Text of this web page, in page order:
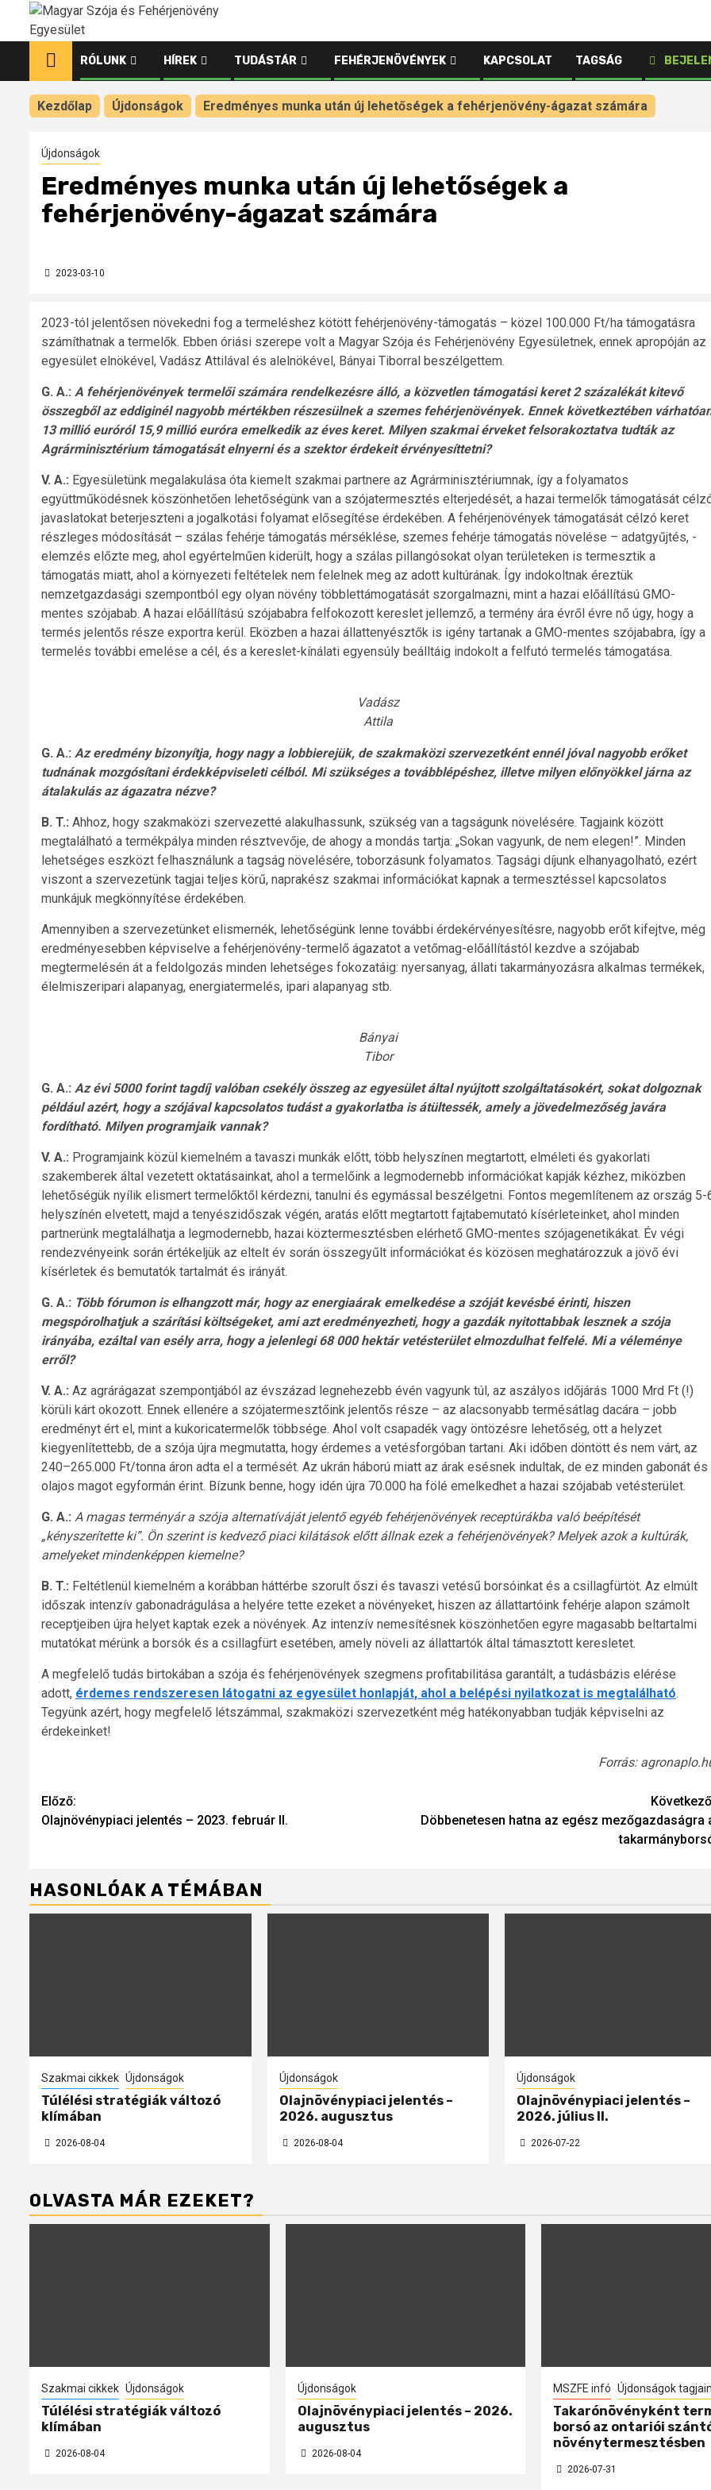
Ugrás
tartalomhoz
RÓLUNK HÍREK TUDÁSTÁR FEHÉRJENÖVÉNYEK KAPCSOLAT TAGSÁG
Kezdőlap Újdonságok Eredményes munka után új lehetőségek a fehérjenövény-ágazat számára
Újdonságok
Eredményes munka után új lehetőségek a
fehérjenövény-ágazat számára
2023-03-10
2023-tól jelentősen növekedni fog a termeléshez kötött fehérjenövény-támogatás – közel 100.000 Ft/ha támogatásra
számíthatnak a termelők. Ebben óriási szerepe volt a Magyar Szója és Fehérjenövény Egyesületnek, ennek apropóján az
egyesület elnökével, Vadász Attilával és alelnökével, Bányai Tiborral beszélgettem.
G. A.: A fehérjenövények termelői számára rendelkezésre álló, a közvetlen támogatási keret 2 százalékát kitevő
összegből az eddiginél nagyobb mértékben részesülnek a szemes fehérjenövények. Ennek következtében
13 millió euróról 15,9 millió euróra emelkedik az éves keret. Milyen szakmai érveket felsorakoztatva tudták az
Agrárminisztérium támogatását elnyerni és a szektor érdekeit érvényesíttetni?
V. A.: Egyesületünk megalakulása óta kiemelt szakmai partnere az Agrárminisztériumnak, így a folyamatos
együttműködésnek köszönhetően lehetőségünk van a szójatermesztés elterjedését, a hazai termelők támogatását
javaslatokat beterjeszteni a jogalkotási folyamat elősegítése érdekében. A fehérjenövények támogatását célzó keret
részleges módosítását – szálas fehérje támogatás mérséklése, szemes fehérje támogatás növelése – adatgyűjtés, -
elemzés előzte meg, ahol egyértelműen kiderült, hogy a szálas pillangósokat olyan területeken is termesztik a
támogatás miatt, ahol a környezeti feltételek nem felelnek meg az adott kultúrának. Így indokoltnak éreztük
nemzetgazdasági szempontból egy olyan növény többlettámogatását szorgalmazni, mint a hazai előállítású GMO-
mentes szójabab. A hazai előállítású szójababra felfokozott kereslet jellemző, a termény ára évről évre nő úgy, hogy a
termés jelentős része exportra kerül. Eközben a hazai állattenyésztők is igény tartanak a GMO-mentes szójababra, így a
termelés további emelése a cél, és a kereslet-kínálati egyensúly beálltáig indokolt a felfutó termelés támogatása.
Vadász
Attila
G. A.: Az eredmény bizonyítja, hogy nagy a lobbierejük, de szakmaközi szervezetként ennél jóval nagyobb erőket
tudnának mozgósítani érdekképviseleti célból. Mi szükséges a továbblépéshez, illetve milyen előnyökkel járna az
átalakulás az ágazatra nézve?
B. T.: Ahhoz, hogy szakmaközi szervezetté alakulhassunk, szükség van a tagságunk növelésére. Tagjaink között
megtalálható a termékpálya minden résztvevője, de ahogy a mondás tartja: „Sokan vagyunk, de nem elegen!”. Minden
lehetséges eszközt felhasználunk a tagság növelésére, toborzásunk folyamatos. Tagsági díjunk elhanyagolható, ezért
viszont a szervezetünk tagjai teljes körű, naprakész szakmai információkat kapnak a termesztéssel kapcsolatos
munkájuk megkönnyítése érdekében.
Amennyiben a szervezetünket elismernék, lehetőségünk lenne további érdekérvényesítésre, nagyobb erőt kifejtve, még
eredményesebben képviselve a fehérjenövény-termelő ágazatot a vetőmag-előállítástól kezdve a szójabab
megtermelésén át a feldolgozás minden lehetséges fokozatáig: nyersanyag, állati takarmányozásra alkalmas termékek,
élelmiszeripari alapanyag, energiatermelés, ipari alapanyag stb.
Bányai
Tibor
G. A.: Az évi 5000 forint tagdíj valóban csekély összeg az egyesület által nyújtott szolgáltatásokért, sokat dolgoznak
például azért, hogy a szójával kapcsolatos tudást a gyakorlatba is átültessék, amely a jövedelmezőség javára
fordítható. Milyen programjaik vannak?
V. A.: Programjaink közül kiemelném a tavaszi munkák előtt, több helyszínen megtartott, elméleti és gyakorlati
szakemberek által vezetett oktatásainkat, ahol a termelőink a legmodernebb információkat kapják kézhez, miközben
lehetőségük nyílik elismert termelőktől kérdezni, tanulni és egymással beszélgetni. Fontos megemlítenem az ország 5-
helyszínén elvetett, majd a tenyészidőszak végén, aratás előtt megtartott fajtabemutató kísérleteinket, ahol minden
partnerünk megtalálhatja a legmodernebb, hazai köztermesztésben elérhető GMO-mentes szójagenetikákat. Év végi
rendezvényeink során értékeljük az eltelt év során összegyűlt információkat és közösen meghatározzuk a jövő évi
kísérletek és bemutatók tartalmát és irányát.
G. A.: Több fórumon is elhangzott már, hogy az energiaárak emelkedése a szóját kevésbé érinti, hiszen
megspórolhatjuk a szárítási költségeket, ami azt eredményezheti, hogy a gazdák nyitottabbak lesznek a szója
irányába, ezáltal van esély arra, hogy a jelenlegi 68 000 hektár vetésterület elmozdulhat felfelé. Mi a véleménye
erről?
V. A.: Az agrárágazat szempontjából az évszázad legnehezebb évén vagyunk túl, az aszályos időjárás 1000 Mrd Ft (!)
körüli kárt okozott. Ennek ellenére a szójatermesztőink jelentős része – az alacsonyabb termésátlag dacára – jobb
eredményt ért el, mint a kukoricatermelők többsége. Ahol volt csapadék vagy öntözésre lehetőség, ott a helyzet
kiegyenlítettebb, de a szója újra megmutatta, hogy érdemes a vetésforgóban tartani. Aki időben döntött és nem várt, az
240–265.000 Ft/tonna áron adta el a termését. Az ukrán háború miatt az árak esésnek indultak, de ez minden gabonát és
olajos magot egyformán érint. Bízunk benne, hogy idén újra 70.000 ha fölé emelkedhet a hazai szójabab vetésterület.
G. A.: A magas terményár a szója alternatíváját jelentő egyéb fehérjenövények receptúrákba való beépítését
„kényszerítette ki”. Ön szerint is kedvező piaci kilátások előtt állnak ezek a fehérjenövények? Melyek azok a kultúrák,
amelyeket mindenképpen kiemelne?
B. T.: Feltétlenül kiemelném a korábban háttérbe szorult őszi és tavaszi vetésű borsóinkat és a csillagfürtöt. Az elmúlt
időszak intenzív gabonadrágulása a helyére tette ezeket a növényeket, hiszen az állattartóink fehérje alapon számolt
receptjeiben újra helyet kaptak ezek a növények. Az intenzív nemesítésnek köszönhetően egyre magasabb beltartalmi
mutatókat mérünk a borsók és a csillagfürt esetében, amely növeli az állattartók által támasztott keresletet.
A megfelelő tudás birtokában a szója és fehérjenövények szegmens profitabilitása garantált, a tudásbázis elérése
adott, érdemes rendszeresen látogatni az egyesület honlapját, ahol a belépési nyilatkozat is megtalálható.
Tegyünk azért, hogy megfelelő létszámmal, szakmaközi szervezetként még hatékonyabban tudják képviselni az
érdekeinket!
Forrás:
Continue
Reading
Előző:
Olajnövénypiaci jelentés – 2023. február II.
Döbbenetesen hatna az egész mezőgazdaságra
HASONLÓAK A TÉMÁBAN
Szakmai cikkek Újdonságok
Túlélési stratégiák változó
klímában
2026-08-04
Újdonságok
Olajnövénypiaci jelentés –
2026. augusztus
2026-08-04
Újdonságok
Olajnövénypiaci jelentés –
2026. július II.
2026-07-22
OLVASTA MÁR EZEKET?
Szakmai cikkek Újdonságok
Túlélési stratégiák változó
klímában
2026-08-04
Újdonságok
Olajnövénypiaci jelentés – 2026.
augusztus
2026-08-04
MSZFE infó Újdonságok
Takarónövényként
borsó az ontariói
növénytermesztésben
2026-07-31